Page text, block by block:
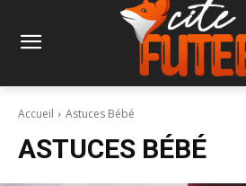
Accueil Astuces Bébé
ASTUCES BÉBÉ